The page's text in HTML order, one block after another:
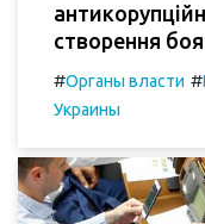
створення
#Органы власти #
Украины